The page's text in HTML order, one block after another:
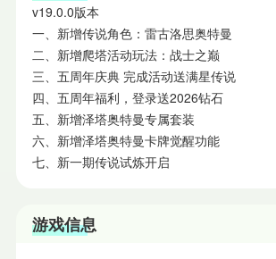
v19.0.0版本
一、新增传说角色：雷古洛思奥特曼
二、新增爬塔活动玩法：战士之巅
三、五周年庆典 完成活动送满星传说
四、五周年福利，登录送2026钻石
五、新增泽塔奥特曼专属套装
六、新增泽塔奥特曼卡牌觉醒功能
七、新一期传说试炼开启
游戏信息